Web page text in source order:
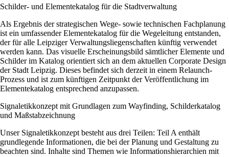
Schilder- und Elementekatalog für die Stadtverwaltung
Als Ergebnis der strategischen Wege- sowie technischen Fachplanung
ist ein umfassender Elementekatalog für die Wegeleitung entstanden,
der für alle Leipziger Verwaltungsliegenschaften künftig verwendet
werden kann. Das visuelle Erscheinungsbild sämtlicher Elemente und
Schilder im Katalog orientiert sich an dem aktuellen Corporate Design
der Stadt Leipzig. Dieses befindet sich derzeit in einem Relaunch-
Prozess und ist zum künftigen Zeitpunkt der Veröffentlichung im
Elementekatalog entsprechend anzupassen.
Signaletikkonzept mit Grundlagen zum Wayfinding, Schilderkatalog
und Maßstabzeichnung
Unser Signaletikkonzept besteht aus drei Teilen: Teil A enthält
grundlegende Informationen, die bei der Planung und Gestaltung zu
beachten sind. Inhalte sind Themen wie Informationshierarchien mit